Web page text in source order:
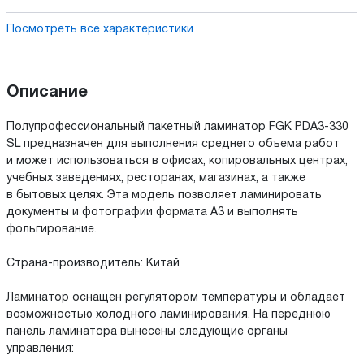
Посмотреть все характеристики
Описание
Полупрофессиональный пакетный ламинатор FGK PDA3-330
SL предназначен для выполнения среднего объема работ
и может использоваться в офисах, копировальных центрах,
учебных заведениях, ресторанах, магазинах, а также
в бытовых целях. Эта модель позволяет ламинировать
документы и фотографии формата А3 и выполнять
фольгирование.
Страна-производитель: Китай
Ламинатор оснащен регулятором температуры и обладает
возможностью холодного ламинирования. На переднюю
панель ламинатора вынесены следующие органы
управления: